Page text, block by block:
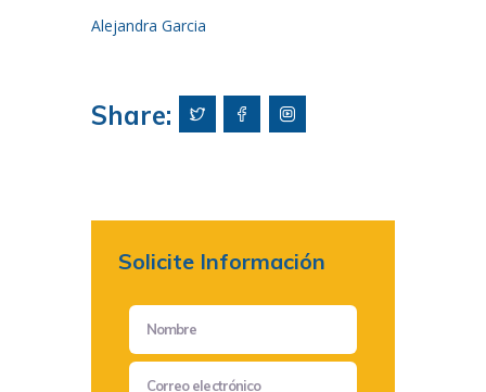
Alejandra Garcia
Share:
Solicite Información